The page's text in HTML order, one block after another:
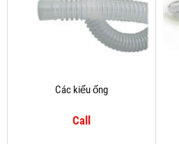
Các kiểu ống
Call